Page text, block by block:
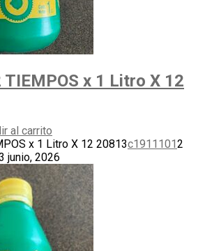
TIEMPOS x 1 Litro X 12
al carrito
x 1 Litro X 12 20813c19111012
junio, 2026